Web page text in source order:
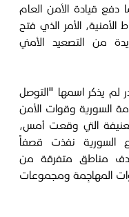
دفع قيادة الأمن العام
الأمر الذي فتح
من التصعيد الأمني
لم يذكر اسمها "التوصل
السورية وقوات الأمن
التي وقعت أمس،
السورية نفذت قصفاً
مناطق متفرقة من
المهاجِمة ومجموعات